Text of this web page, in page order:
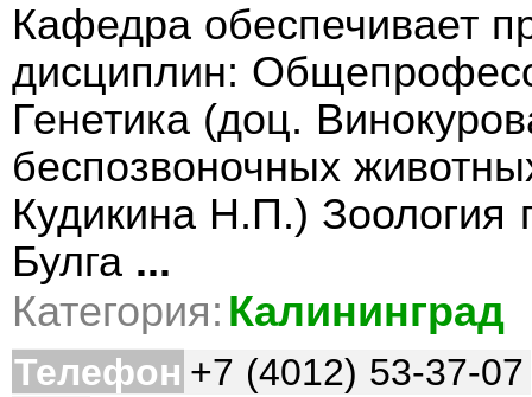
Кафедра обеспечивает
дисциплин:
Генетика (доц.
беспозвоночных
Кудикина Н.П.) Зоология
Булга ...
Категория: Калининград
Телефон +7 (4012) 53-37-07